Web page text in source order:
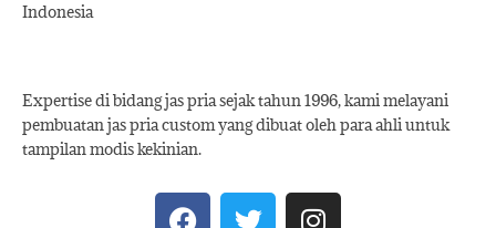
Indonesia
Expertise di bidang jas pria sejak tahun 1996, kami melayani
pembuatan jas pria custom yang dibuat oleh para ahli untuk
tampilan modis kekinian.